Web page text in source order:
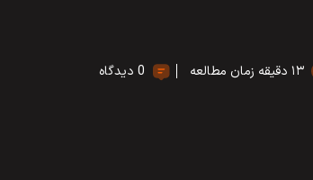
۱۳ دقیقه زمان مطالعه 0 دیدگاه